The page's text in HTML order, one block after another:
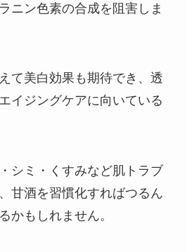
ニン色素の合成を阻害しま
て美白効果も期待でき、透
イジングケアに向いている
シミ・くすみなど肌トラブ
甘酒を習慣化すればつるん
かもしれません。